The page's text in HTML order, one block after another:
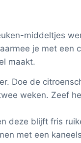
middeltjes
je met een
maakt.
Doe de
weken. Zeef
deze blijft fris
met een